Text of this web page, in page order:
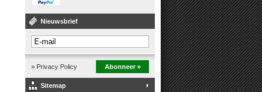
Nieuwsbrief
» Privacy Policy Abonneer »
Sitemap